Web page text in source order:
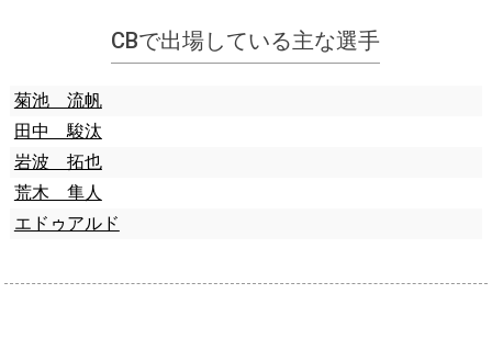
CBで出場している主な選手
菊池 流帆
田中 駿汰
岩波 拓也
荒木 隼人
エドゥアルド